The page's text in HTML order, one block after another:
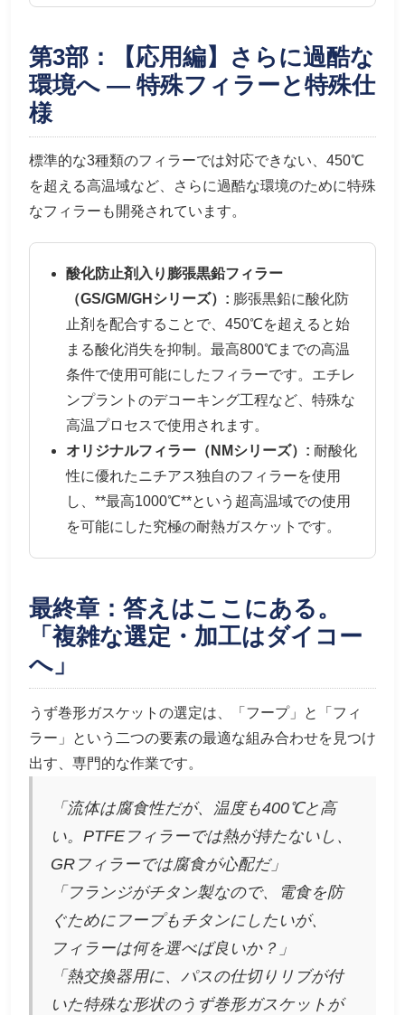
第3部：【応用編】さらに過酷な
環境へ — 特殊フィラーと特殊仕
様
標準的な3種類のフィラーでは対応できない、450℃
を超える高温域など、さらに過酷な環境のために特殊
なフィラーも開発されています。
酸化防止剤入り膨張黒鉛フィラー
（GS/GM/GHシリーズ）: 膨張黒鉛に酸化防
止剤を配合することで、450℃を超えると始
まる酸化消失を抑制。最高800℃までの高温
条件で使用可能にしたフィラーです。エチレ
ンプラントのデコーキング工程など、特殊な
高温プロセスで使用されます。
オリジナルフィラー（NMシリーズ）: 耐酸化
性に優れたニチアス独自のフィラーを使用
し、**最高1000℃**という超高温域での使用
を可能にした究極の耐熱ガスケットです。
最終章：答えはここにある。
「複雑な選定・加工はダイコー
へ」
うず巻形ガスケットの選定は、「フープ」と「フィ
ラー」という二つの要素の最適な組み合わせを見つけ
出す、専門的な作業です。
「流体は腐食性だが、温度も400℃と高
い。PTFEフィラーでは熱が持たないし、
GRフィラーでは腐食が心配だ」
「フランジがチタン製なので、電食を防
ぐためにフープもチタンにしたいが、
フィラーは何を選べば良いか？」
「熱交換器用に、パスの仕切りリブが付
いた特殊な形状のうず巻形ガスケットが